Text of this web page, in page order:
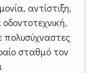
αντίστιξη,
πολυσύχναστες
σταθμό τον